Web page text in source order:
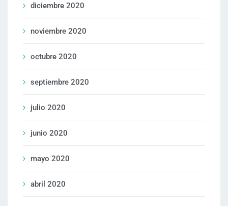
diciembre 2020
noviembre 2020
octubre 2020
septiembre 2020
julio 2020
junio 2020
mayo 2020
abril 2020